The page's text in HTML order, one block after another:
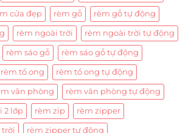
cửa đẹp rèm gỗ rèm gỗ tự động
rèm ngoài trời rèm ngoài trời tự động
rèm sáo gỗ rèm sáo gỗ tự động
rèm tổ ong rèm tổ ong tự động
văn phòng rèm văn phòng tự động
2 lớp rèm zip rèm zipper
trời rèm zipper tự động